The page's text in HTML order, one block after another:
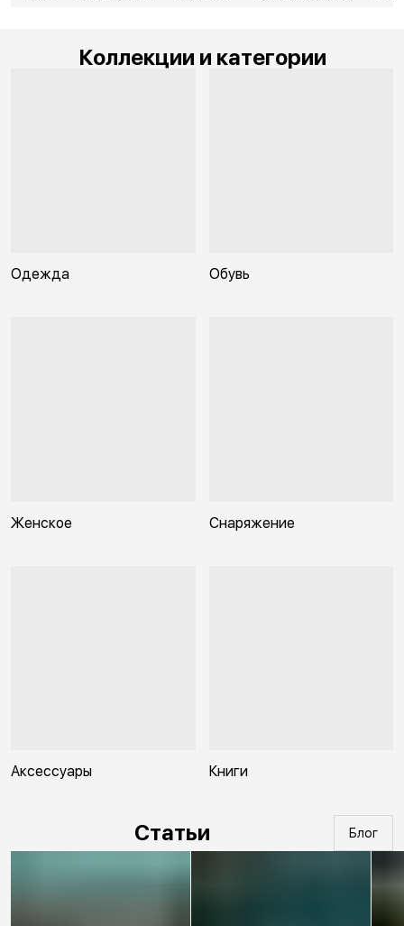
Коллекции и категории
Одежда Обувь
Женское Снаряжение
Аксессуары Книги
Статьи Блог